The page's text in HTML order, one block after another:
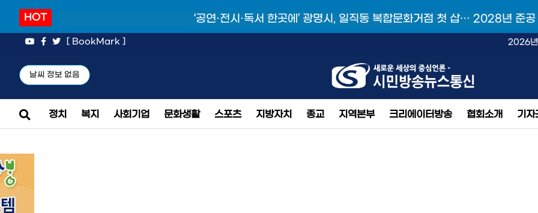
HOT ‘공연·전시·독서 한곳에’ 광명시, 일직동 복합문화거점 첫 삽… 2028년 준
[ BookMark ] 2026
날씨 정보 없음
정치 복지 사회기업 문화생활 스포츠 지방자치 종교 지역본부 크리에이터방송 협회소개 기자